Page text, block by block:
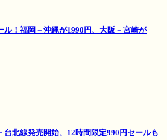
ル！福岡－沖縄が1990円、大阪－宮崎が
台北線発売開始、12時間限定990円セールも